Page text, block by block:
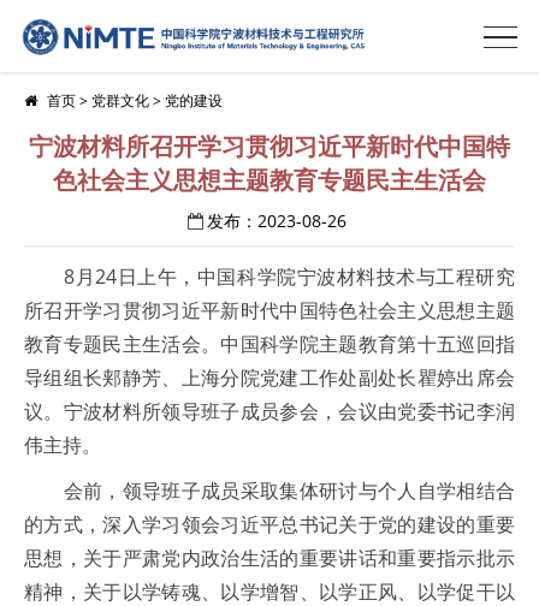
首页>党群文化>党的建设
宁波材料所召开学习贯彻习近平新时代中国特
色社会主义思想主题教育专题民主生活会
发布：2023-08-26
8月24日上午，中国科学院宁波材料技术与工程研究
所召开学习贯彻习近平新时代中国特色社会主义思想主题
教育专题民主生活会。中国科学院主题教育第十五巡回指
导组组长郏静芳、上海分院党建工作处副处长瞿婷出席会
议。宁波材料所领导班子成员参会，会议由党委书记李润
伟主持。
会前，领导班子成员采取集体研讨与个人自学相结合
的方式，深入学习领会习近平总书记关于党的建设的重要
思想，关于严肃党内政治生活的重要讲话和重要指示批示
精神，关于以学铸魂、以学增智、以学正风、以学促干以